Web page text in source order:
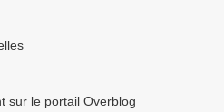
sur le portail Overblog